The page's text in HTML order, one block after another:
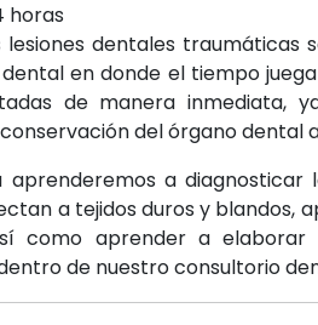
horas
lesiones dentales traumáticas
en donde el tiempo
de manera inmediata,
del órgano dental
aprenderemos a
a tejidos duros y blandos,
como aprender a
de nuestro consultorio